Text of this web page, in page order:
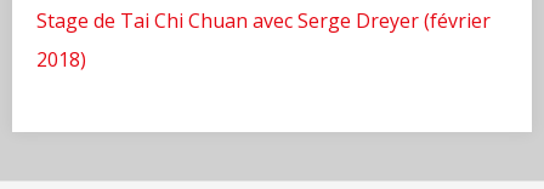
Stage de Tai Chi Chuan avec Serge Dreyer (février
2018)